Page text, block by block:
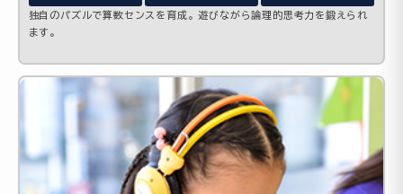
独自のパズルで算数センスを育成。遊びながら論理的思考力を鍛えられ
ます。